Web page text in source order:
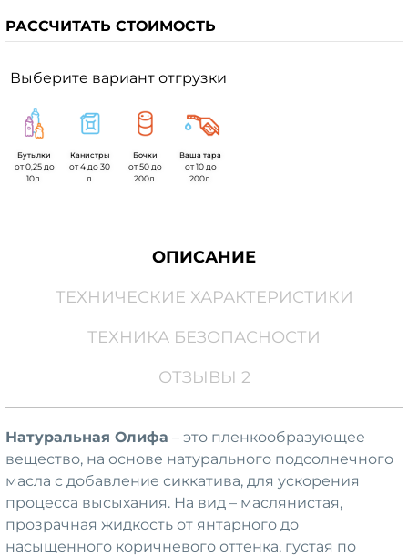
РАССЧИТАТЬ СТОИМОСТЬ
Выберите вариант отгрузки
Бутылки
от 0,25 до
10л.
Канистры
от 4 до 30
л.
Бочки
от 50 до
200л.
Ваша тара
от 10 до
200л.
ОПИСАНИЕ
ТЕХНИЧЕСКИЕ ХАРАКТЕРИСТИКИ
ТЕХНИКА БЕЗОПАСНОСТИ
ОТЗЫВЫ 2
Натуральная Олифа – это пленкообразующее
вещество, на основе натурального подсолнечного
масла с добавление сиккатива, для ускорения
процесса высыхания. На вид – маслянистая,
прозрачная жидкость от янтарного до
насыщенного коричневого оттенка, густая по